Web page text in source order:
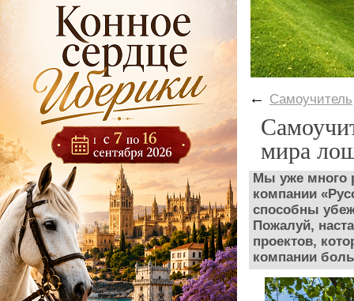
← Самоучитель
мира
Мы уже много
компании
способны
Пожалуй,
проектов,
компании